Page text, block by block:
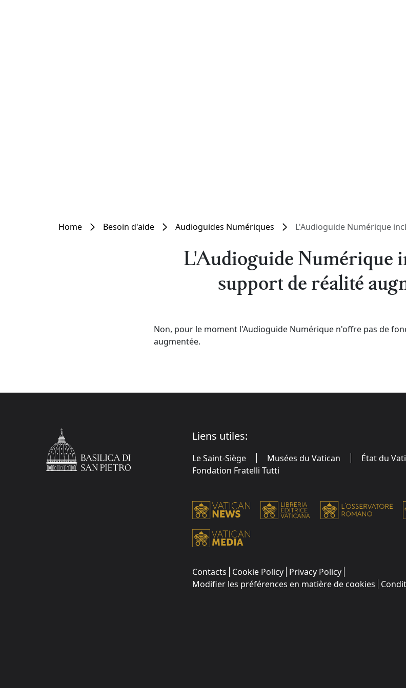
Home Besoin d'aide Audioguides Numériques L'Audioguide Numérique
L'Audioguide Numérique
support de réalité
Non, pour le moment l'Audioguide Numérique n'offre pas de
augmentée.
Liens utiles:
Le Saint-Siège Musées du Vatican
État du
Fondation Fratelli Tutti
Contacts Cookie Policy Privacy Policy
Modifier les préférences en matière de cookies